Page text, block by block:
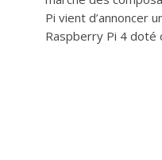
Pi vient d’annoncer
Raspberry Pi 4 doté